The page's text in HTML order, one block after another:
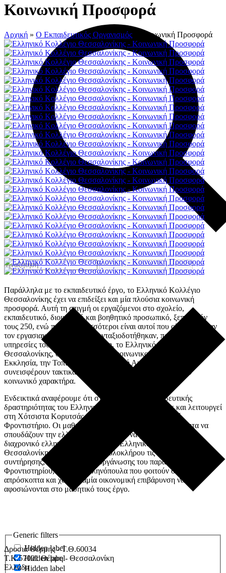
Generic filters
Hidden label
Hidden label
Hidden label
Κοινωνική Προσφορά
Αρχική » Ο Εκπαιδευτικός Οργανισμός Κοινωνική Προσφορά
Παράλληλα με το εκπαιδευτικό έργο, το Ελληνικό Κολλέγιο
Θεσσαλονίκης έχει να επιδείξει και μία πλούσια κοινωνική
προσφορά. Αυτή τη στιγμή οι εργαζόμενοι στο σχολείο,
εκπαιδευτικό, διοικητικό και βοηθητικό προσωπικό, ξεπερνούν
τους 250, ενώ πολλοί περισσότεροι είναι αυτοί που ολοκλήρωσαν
τον εργασιακό βίο τους και συνταξιοδοτήθηκαν, προσφέροντας τις
υπηρεσίες τους στο χώρο. Ακόμη, το Ελληνικό Κολλέγιο
Θεσσαλονίκης, σε συνεργασία με κοινωνικούς φορείς, την
Εκκλησία, την Τοπική και Νομαρχιακή Αυτοδιοίκηση
συνεισφέρουν τακτικά και επιχορηγούν δράσεις με έντονο
κοινωνικό χαρακτήρα.
Ενδεικτικά αναφέρουμε ότι στο πλαίσιο της εκπαιδευτικής
δραστηριότητας του Ελληνικού Κολλεγίου ιδρύθηκε και λειτουργεί
στη Χότσιστα Κορυτσάς στη Βόρεια Ήπειρο Ελληνικό
Φροντιστήριο. Οι μαθητές που φοιτούν έχουν τη δυνατότητα να
σπουδάζουν την ελληνική γλώσσα και να μετέχουν στον
διαχρονικό ελληνικό πολιτισμό. Το Ελληνικό Κολλέγιο
Θεσσαλονίκης έχει αναλάβει εξ ολοκλήρου τις δαπάνες
συντήρησης, λειτουργίας και οργάνωσης του παραπάνω
Φροντιστηρίου, ώστε τα ελληνόπουλα που φοιτούν σε αυτό
απρόσκοπτα και χωρίς καμία οικονομική επιβάρυνση να
αφοσιώνονται στο μαθητικό τους έργο.
Δροσιά Θέρμης - Τ.Θ.60034
Τ.Κ.57001 Θέρμη - Θεσσαλονίκη
Ελλάδα